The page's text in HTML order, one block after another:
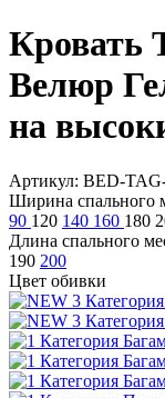
Кровать
Велюр
на
Артикул: BED-
Ширина спального
90 120 140 160 180
Длина спального
190 200
Цвет обивки